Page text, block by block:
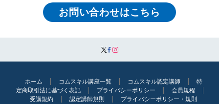
お問い合わせはこちら
ホーム コムスキル講座一覧 コムスキル認定講師
特
定商取引法に基づく表記
プライバシーポリシー
会員規程
受講規約
認定講師規則
プライバシーポリシー・規則